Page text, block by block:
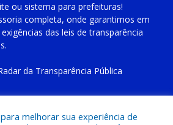
ou sistema para prefeituras!
completa, onde garantimos em
das leis de transparência
da Transparência Pública
melhorar sua experiência de